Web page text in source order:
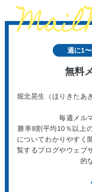
週に1
無料
堀北晃生（ほりきたあ
毎週メル
勝率8割平均10％以上
についてわかりやすく
覧するブログやウェブ
的